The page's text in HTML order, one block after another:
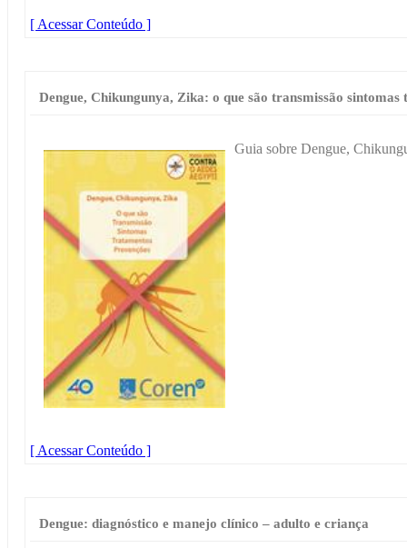
[ Acessar Conteúdo ]
Dengue, Chikungunya, Zika: o que são transmissão sintomas
Guia sobre Dengue,
[ Acessar Conteúdo ]
Dengue: diagnóstico e manejo clínico – adulto e criança